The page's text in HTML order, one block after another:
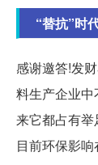
“替抗”时
感谢邀答!发
料生产企业
来它都占有举
目前环保影